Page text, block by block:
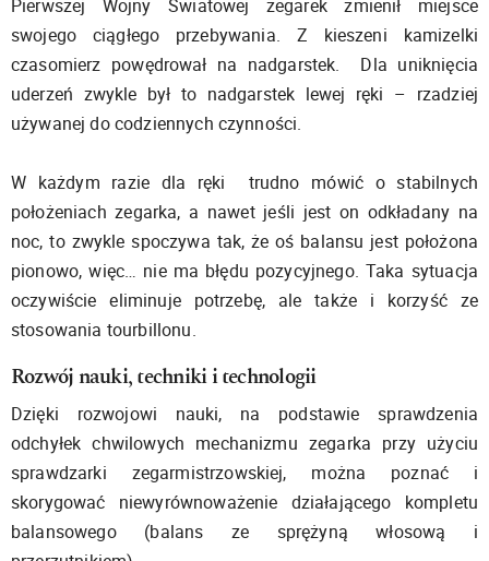
Pierwszej Wojny Światowej zegarek zmienił miejsce
swojego ciągłego przebywania. Z kieszeni kamizelki
czasomierz powędrował na nadgarstek. Dla uniknięcia
uderzeń zwykle był to nadgarstek lewej ręki – rzadziej
używanej do codziennych czynności.
W każdym razie dla ręki trudno mówić o stabilnych
położeniach zegarka, a nawet jeśli jest on odkładany na
noc, to zwykle spoczywa tak, że oś balansu jest położona
pionowo, więc… nie ma błędu pozycyjnego. Taka sytuacja
oczywiście eliminuje potrzebę, ale także i korzyść ze
stosowania tourbillonu.
Rozwój nauki, techniki i technologii
Dzięki rozwojowi nauki, na podstawie sprawdzenia
odchyłek chwilowych mechanizmu zegarka przy użyciu
sprawdzarki zegarmistrzowskiej, można poznać i
skorygować niewyrównoważenie działającego kompletu
balansowego (balans ze sprężyną włosową i